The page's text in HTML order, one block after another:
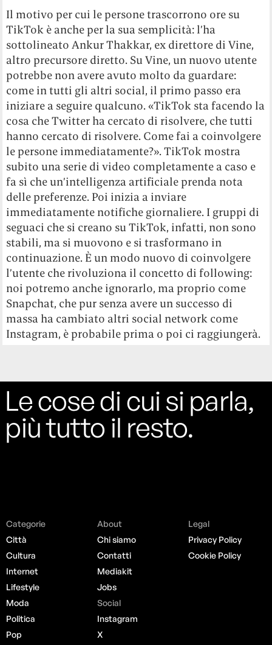
Il motivo per cui le persone trascorrono ore su
TikTok è anche per la sua semplicità: l’ha
sottolineato Ankur Thakkar, ex direttore di Vine,
altro precursore diretto. Su Vine, un nuovo utente
potrebbe non avere avuto molto da guardare:
come in tutti gli altri social, il primo passo era
iniziare a seguire qualcuno. «TikTok sta facendo la
cosa che Twitter ha cercato di risolvere, che tutti
hanno cercato di risolvere. Come fai a coinvolgere
le persone immediatamente?». TikTok mostra
subito una serie di video completamente a caso e
fa sì che un’intelligenza artificiale prenda nota
delle preferenze. Poi inizia a inviare
immediatamente notifiche giornaliere. I gruppi di
seguaci che si creano su TikTok, infatti, non sono
stabili, ma si muovono e si trasformano in
continuazione. È un modo nuovo di coinvolgere
l’utente che rivoluziona il concetto di following:
noi potremo anche ignorarlo, ma proprio come
Snapchat, che pur senza avere un successo di
massa ha cambiato altri social network come
Instagram, è probabile prima o poi ci raggiungerà.
Le cose di cui si parla,
più tutto il resto.
Categorie
Città
Cultura
Internet
Lifestyle
Moda
Politica
Pop
About
Chi siamo
Contatti
Mediakit
Jobs
Social
Instagram
X
Legal
Privacy Policy
Cookie Policy